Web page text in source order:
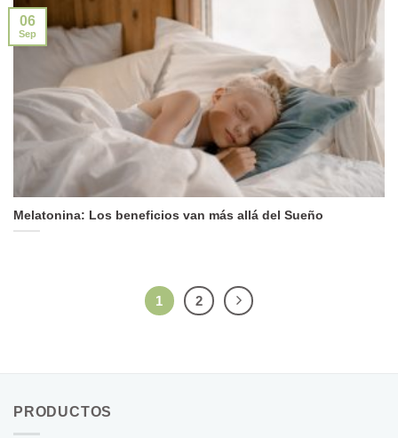
Melatonina: Los beneficios van más allá del Sueño
06
Sep
1 2
PRODUCTOS